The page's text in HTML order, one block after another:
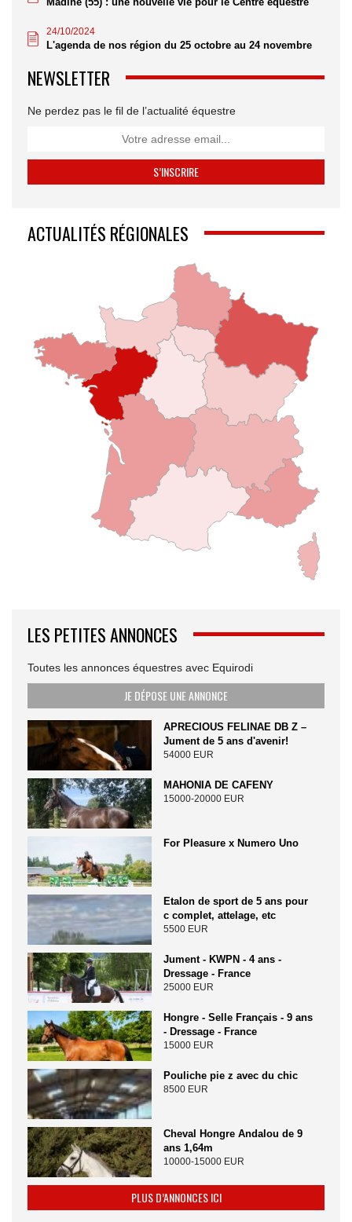
24/10/2024
L'agenda de nos région du 25 octobre au 24 novembre
NEWSLETTER
Ne perdez pas le fil de l’actualité équestre
ACTUALITÉS RÉGIONALES
LES PETITES ANNONCES
Toutes les annonces équestres avec Equirodi
JE DÉPOSE UNE ANNONCE
APRECIOUS FELINAE DB Z –
Jument de 5 ans d'avenir!
54000 EUR
MAHONIA DE CAFENY
15000-20000 EUR
For Pleasure x Numero Uno
Etalon de sport de 5 ans pour
c complet, attelage, etc
5500 EUR
Jument - KWPN - 4 ans -
Dressage - France
25000 EUR
Hongre - Selle Français - 9 ans
- Dressage - France
15000 EUR
Pouliche pie z avec du chic
8500 EUR
Cheval Hongre Andalou de 9
ans 1,64m
10000-15000 EUR
PLUS D’ANNONCES ICI